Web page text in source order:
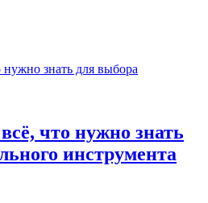
что нужно знать
инструмента